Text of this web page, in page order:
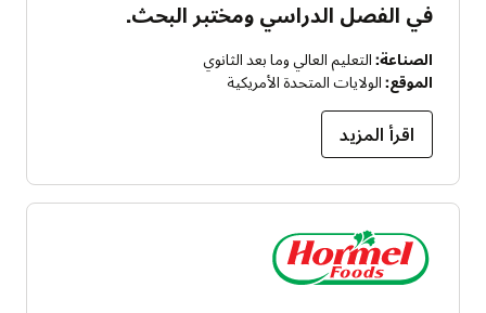
في الفصل الدراسي ومختبر البحث.
الصناعة: التعليم العالي وما بعد الثانوي
الموقع: الولايات المتحدة الأمريكية
اقرأ المزيد